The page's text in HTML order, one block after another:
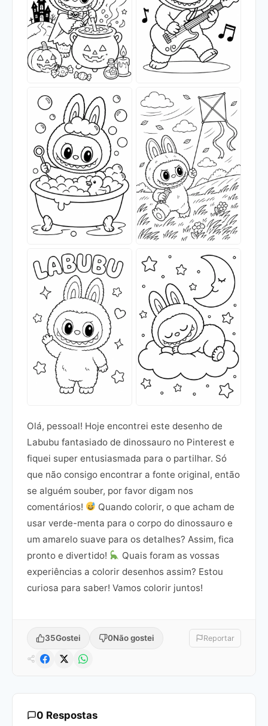
Olá, pessoal! Hoje encontrei este desenho de
Labubu fantasiado de dinossauro no Pinterest e
fiquei super entusiasmada para o partilhar. Só
que não consigo encontrar a fonte original, então
se alguém souber, por favor digam nos
comentários!
Quando colorir, o que acham de
usar verde-menta para o corpo do dinossauro e
um amarelo suave para os detalhes? Assim, fica
pronto e divertido!
Quais foram as vossas
experiências a colorir desenhos assim? Estou
curiosa para saber! Vamos colorir juntos!
35Gostei 0Não gostei Reportar
0 Respostas